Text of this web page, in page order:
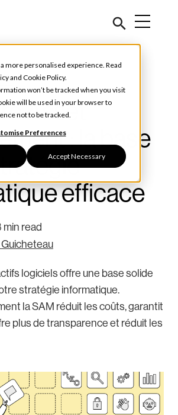
more personalised experience. Read
and Cookie Policy.
won’t be tracked when you visit
will be used in your browser to
not to be tracked.
Preferences
Accept Necessary
Asset
: la base
efficace
min read
logiciels offre une base solide
stratégie informatique.
la SAM réduit les coûts, garantit
plus de transparence et réduit les